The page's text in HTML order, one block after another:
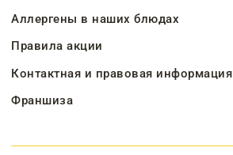
Аллергены в наших блюдах
Правила акции
Контактная и правовая информация
Франшиза